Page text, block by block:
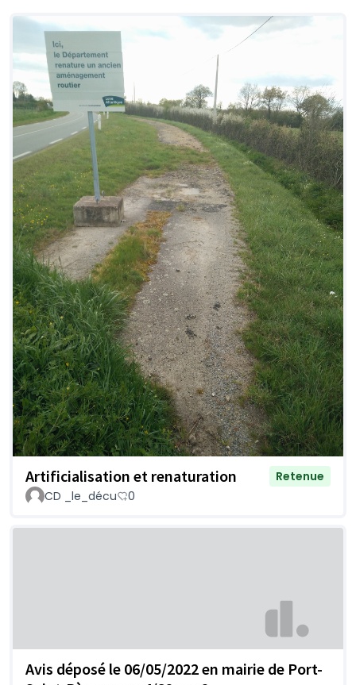
Artificialisation et renaturation
Retenue
CD _le_décu
0
Avis déposé le 06/05/2022 en mairie de Port-